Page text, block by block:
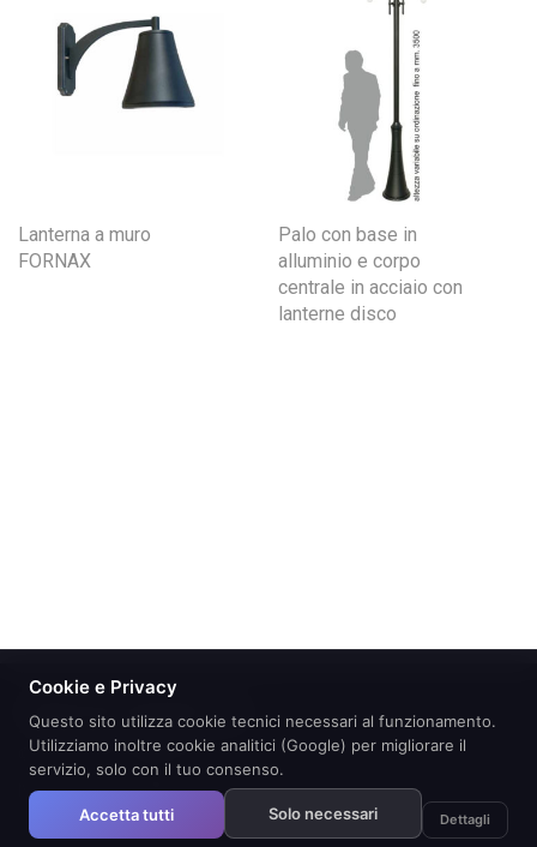
Lanterna a muro
FORNAX
Palo con base in
alluminio e corpo
centrale in acciaio con
lanterne disco
© 2026 EUROCOMITALIA S.R.L.|PARTITA
IVA01716510597|REA121321
Cookie e Privacy
Questo sito utilizza cookie tecnici necessari al funzionamento.
Utilizziamo inoltre cookie analitici (Google) per migliorare il
servizio, solo con il tuo consenso.
Accetta tutti Solo necessari Dettagli